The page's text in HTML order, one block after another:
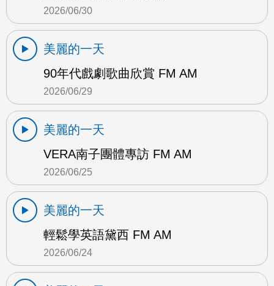
2026/06/30
美麗的一天
90年代戲劇歌曲欣賞 FM AM
2026/06/29
美麗的一天
VERA南子團體專訪 FM AM
2026/06/25
美麗的一天
輕鬆學英語黛西 FM AM
2026/06/24